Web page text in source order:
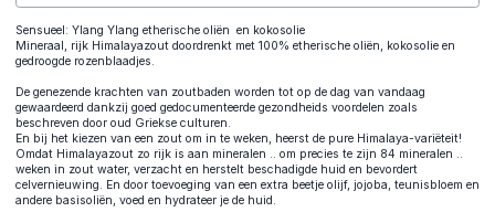
Sensueel: Ylang Ylang etherische oliën en kokosolie
Mineraal, rijk Himalayazout doordrenkt met 100% etherische oliën, kokosolie en
gedroogde rozenblaadjes.
De genezende krachten van zoutbaden worden tot op de dag van vandaag
gewaardeerd dankzij goed gedocumenteerde gezondheids voordelen zoals
beschreven door oud Griekse culturen.
En bij het kiezen van een zout om in te weken, heerst de pure Himalaya-variëteit!
Omdat Himalayazout zo rijk is aan mineralen .. om precies te zijn 84 mineralen ..
weken in zout water, verzacht en herstelt beschadigde huid en bevordert
celvernieuwing. En door toevoeging van een extra beetje olijf, jojoba, teunisbloem en
andere basisoliën, voed en hydrateer je de huid.